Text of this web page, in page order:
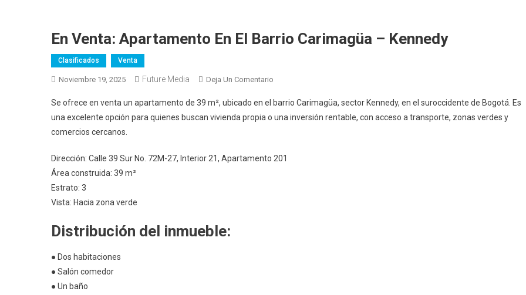
En Venta: Apartamento En El Barrio Carimagüa – Kennedy
Clasificados Venta
Noviembre 19, 2025 Future Media Deja Un Comentario
Venta:
Apartamento
Barrio
Se ofrece en venta un apartamento de 39 m², ubicado en el barrio Carimagüa, sector Kennedy, en el suroccidente de Bogotá. Es
una excelente opción para quienes buscan vivienda propia o una inversión rentable, con acceso a transporte, zonas verdes y
comercios cercanos.
Dirección: Calle 39 Sur No. 72M-27, Interior 21, Apartamento 201
Área construida: 39 m²
Estrato: 3
Vista: Hacia zona verde
Distribución del inmueble:
● Dos habitaciones
● Salón comedor
● Un baño